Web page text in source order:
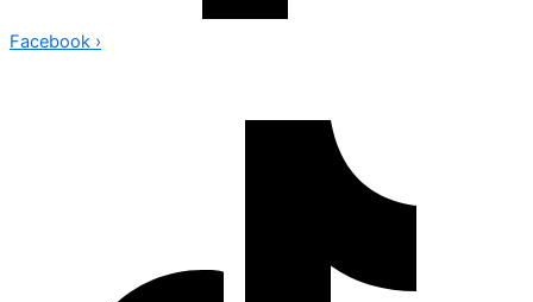
Facebook ›